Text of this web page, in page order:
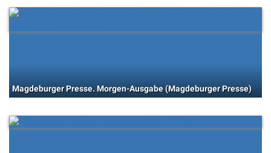
Magdeburger Presse. Morgen-Ausgabe (Magdeburger Presse)